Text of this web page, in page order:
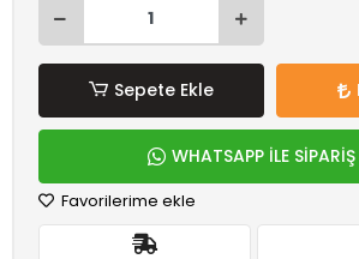
Sepete Ekle
WHATSAPP İLE SİPARİŞ
Favorilerime ekle